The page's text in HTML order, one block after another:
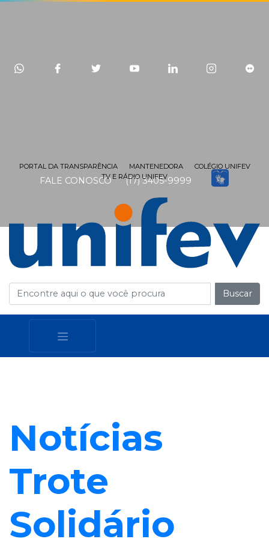
FALE CONOSCO (17) 3405-9999
PORTAL DA TRANSPARÊNCIA MANTENEDORA
COLÉGIO UNIFEV
TV E RÁDIO UNIFEV
Buscar
Notícias
Trote
Solidário